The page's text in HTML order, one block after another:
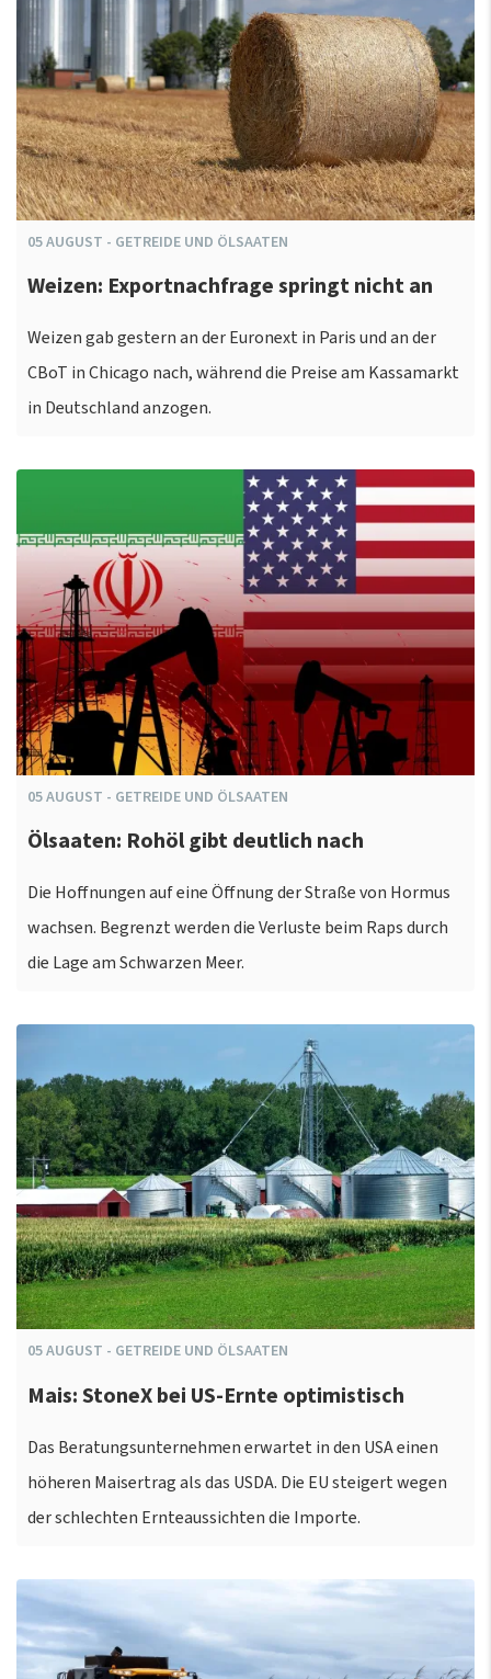
05AUGUST - GETREIDE UND ÖLSAATEN
Weizen: Exportnachfrage springt nicht an
Weizen gab gestern an der Euronext in Paris und an der
CBoT in Chicago nach, während die Preise am Kassamarkt
in Deutschland anzogen.
05AUGUST - GETREIDE UND ÖLSAATEN
Ölsaaten: Rohöl gibt deutlich nach
Die Hoffnungen auf eine Öffnung der Straße von Hormus
wachsen. Begrenzt werden die Verluste beim Raps durch
die Lage am Schwarzen Meer.
05AUGUST - GETREIDE UND ÖLSAATEN
Mais: StoneX bei US-Ernte optimistisch
Das Beratungsunternehmen erwartet in den USA einen
höheren Maisertrag als das USDA. Die EU steigert wegen
der schlechten Ernteaussichten die Importe.